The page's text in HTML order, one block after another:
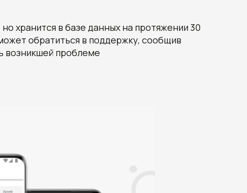
хранится в базе данных на протяжении 30
обратиться в поддержку, сообщив
возникшей проблеме